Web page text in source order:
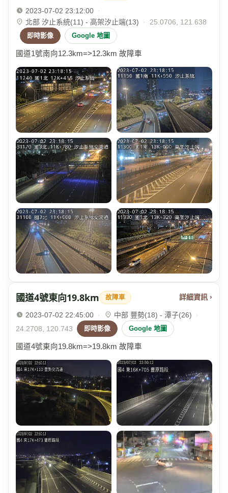
2023-07-02 23:12:00
·
北部 汐止系統(11) - 高架汐止端(13)
· 25.0706, 121.638
即時影像 Google 地圖
國道1號南向12.3km=>12.3km 故障車
國道4號東向19.8km 故障車 詳細資訊 ›
2023-07-02 22:45:00 · 中部 豐勢(18) - 潭子(26)
·
24.2708, 120.743
即時影像 Google 地圖
國道4號東向19.8km=>19.8km 故障車